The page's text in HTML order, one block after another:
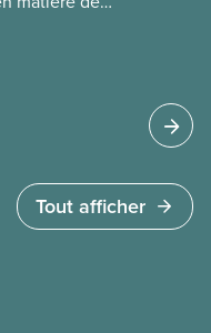
Tout afficher